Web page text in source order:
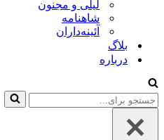
لیلی و مجنون
شاهنامه
آئینه‌داران
بلاگ
درباره
جستجو
برای…